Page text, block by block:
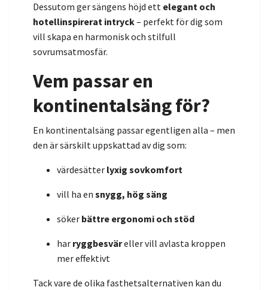
Dessutom ger sängens höjd ett elegant och
hotellinspirerat intryck– perfekt för dig som
vill skapa en harmonisk och stilfull
sovrumsatmosfär.
Vem passar en
kontinentalsäng för?
En kontinentalsäng passar egentligen alla – men
den är särskilt uppskattad av dig som:
värdesätter lyxig sovkomfort
vill ha en snygg, hög säng
söker bättre ergonomi och stöd
har ryggbesväreller vill avlasta kroppen
mer effektivt
Tack vare de olika fasthetsalternativen kan du